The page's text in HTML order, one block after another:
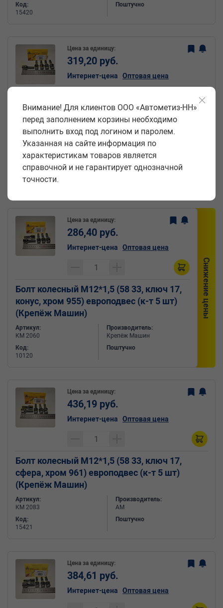
Код:
15420
Поштучно
Болт колесный М12*1,5 (56 31, ключ 17,
конус, хром 956-07) европодвес (к-т 5 шт)
(Крепёж Машин)
Артикул:
КМ 2059
Код:
10115
Производитель:
Крепёж Машин
Цена за единицу:
319,20 руб.
Интернет-цена Оптовая цена
Снижение цены
Болт колесный М12*1,5 (58 33, ключ 17,
конус, хром 955) европодвес (к-т 5 шт)
(Крепёж Машин)
Артикул:
КМ 2060
Код:
10120
Производитель:
Крепёж Машин
Поштучно
Цена за единицу:
286,40 руб.
Интернет-цена Оптовая цена
Болт колесный М12*1,5 (58 33, ключ 17,
сфера, хром 961) европодвес (к-т 5 шт)
(Крепёж Машин)
Артикул:
КМ 2083
Код:
15421
Производитель:
АМ
Поштучно
Цена за единицу:
436,19 руб.
Интернет-цена Оптовая цена
Цена за единицу:
384,61 руб.
Интернет-цена Оптовая цена
Внимание! Для клиентов ООО «Автометиз-НН»
перед заполнением корзины необходимо
выполнить вход под логином и паролем.
Указанная на сайте информация по
характеристикам товаров является
справочной и не гарантирует однозначной
точности.